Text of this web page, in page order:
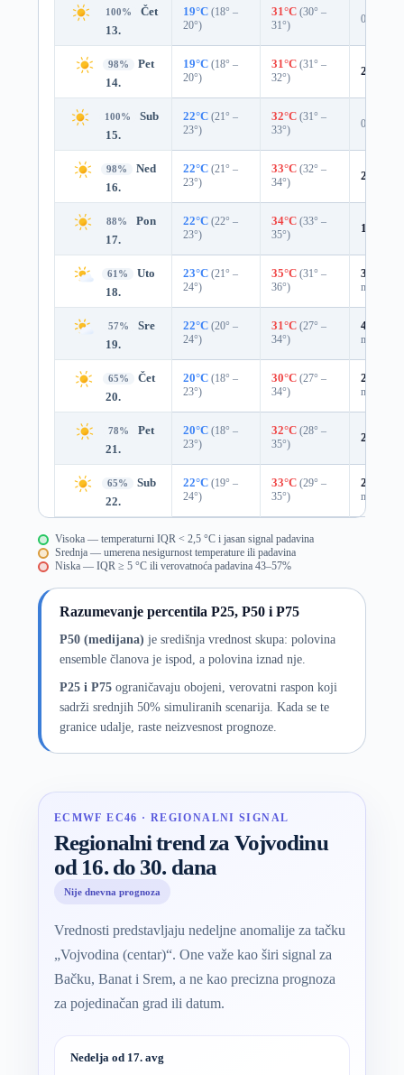
100%
Čet
13.
19°C (18° –
20°)
31°C (30° –
31°)
0%
98%
Pet
14.
19°C (18° –
20°)
31°C (31° –
32°)
2%
100%
Sub
15.
22°C (21° –
23°)
32°C (31° –
33°)
0%
98%
Ned
16.
22°C (21° –
23°)
33°C (32° –
34°)
2%
88%
Pon
17.
22°C (22° –
23°)
34°C (33° –
35°)
10%
61%
Uto
18.
23°C (21° –
24°)
35°C (31° –
36°)
33%
mm)
57%
Sre
19.
22°C (20° –
24°)
31°C (27° –
34°)
43%
mm)
65%
Čet
20.
20°C (18° –
23°)
30°C (27° –
34°)
29%
mm)
78%
Pet
21.
20°C (18° –
23°)
32°C (28° –
35°)
20%
65%
Sub
22.
22°C (19° –
24°)
33°C (29° –
35°)
29%
mm)
Visoka — temperaturni IQR < 2,5 °C i jasan signal padavina
Srednja — umerena nesigurnost temperature ili padavina
Niska — IQR ≥ 5 °C ili verovatnoća padavina 43–57%
Razumevanje percentila P25, P50 i P75
P50 (medijana) je središnja vrednost skupa: polovina
ensemble članova je ispod, a polovina iznad nje.
P25 i P75ograničavaju obojeni, verovatni raspon koji
sadrži srednjih 50% simuliranih scenarija. Kada se te
granice udalje, raste neizvesnost prognoze.
ECMWF EC46 · REGIONALNI SIGNAL
Regionalni trend za Vojvodinu
od 16. do 30. dana
Nije dnevna prognoza
Vrednosti predstavljaju nedeljne anomalije za tačku
„Vojvodina (centar)“. One važe kao širi signal za
Bačku, Banat i Srem, a ne kao precizna prognoza
za pojedinačan grad ili datum.
Nedelja od 17. avg